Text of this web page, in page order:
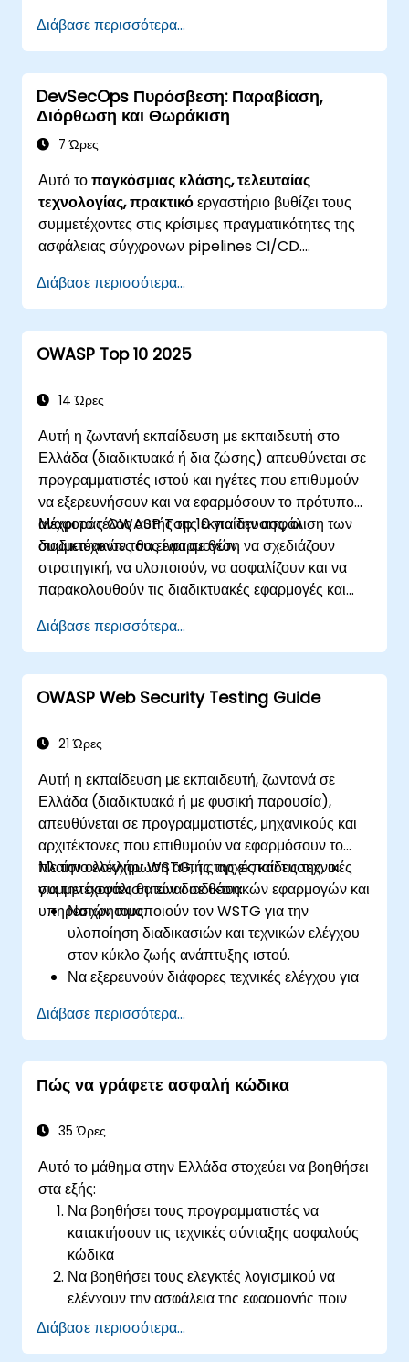
πραγματικό κόσμο.
Διάβασε περισσότερα...
DevSecOps Πυρόσβεση: Παραβίαση,
Διόρθωση και Θωράκιση
7 Ώρες
Αυτό τοπαγκόσμιας κλάσης, τελευταίας
τεχνολογίας, πρακτικόεργαστήριο βυθίζει τους
συμμετέχοντες στις κρίσιμες πραγματικότητες της
ασφάλειας σύγχρονων pipelines CI/CD.
μηχανικούς DevOps και προγραμματιστές που
επιθυμούν να κατακτήσουν την προηγμένη άμυνα
παραβίασης pipelines, η εκπαίδευση συνδυάζει
ζωντανές προσομοιώσεις επιθέσεων με κορυφαία
Διάβασε περισσότερα...
OWASP Top 10 2025
14 Ώρες
Αυτή η ζωντανή εκπαίδευση με εκπαιδευτή στο
Ελλάδα (διαδικτυακά ή δια ζώσης) απευθύνεται σε
προγραμματιστές ιστού και ηγέτες που επιθυμούν
να εξερευνήσουν και να εφαρμόσουν το πρότυπο
αναφοράς OWASP Top 10 για την ασφάλιση των
διαδικτυακών τους εφαρμογών.
Μέχρι το τέλος αυτής της εκπαίδευσης, οι
συμμετέχοντες θα είναι σε θέση να σχεδιάζουν
στρατηγική, να υλοποιούν, να ασφαλίζουν και να
παρακολουθούν τις διαδικτυακές εφαρμογές και
OWASP Top 10.
Διάβασε περισσότερα...
OWASP Web Security Testing Guide
21 Ώρες
Αυτή η εκπαίδευση με εκπαιδευτή, ζωντανά σε
Ελλάδα (διαδικτυακά ή με φυσική παρουσία),
απευθύνεται σε προγραμματιστές, μηχανικούς και
αρχιτέκτονες που επιθυμούν να εφαρμόσουν το
πλαίσιο ελέγχου WSTG, τις αρχές και τις τεχνικές
για την ασφάλιση των διαδικτυακών εφαρμογών και
υπηρεσιών τους.
Με την ολοκλήρωση αυτής της εκπαίδευσης, οι
συμμετέχοντες θα είναι σε θέση:
Να χρησιμοποιούν τον WSTG για την
υλοποίηση διαδικασιών και τεχνικών ελέγχου
στον κύκλο ζωής ανάπτυξης ιστού.
Να εξερευνούν διάφορες τεχνικές ελέγχου για
των επιχειρηματικών αναγκών.
Να εκτελούν διάφορες μεθόδους ελέγχου
ασφαλείας για την προστασία των
διαδικτυακών εφαρμογών από κινδύνους και
Να δημιουργούν αναφορές αξιολόγησης για
αποτελεσμάτων ελέγχου ασφαλείας.
Διάβασε περισσότερα...
Πώς να γράφετε ασφαλή κώδικα
35 Ώρες
Αυτό το μάθημα στην Ελλάδα στοχεύει να βοηθήσει
στα εξής:
Να βοηθήσει τους προγραμματιστές να
κατακτήσουν τις τεχνικές σύνταξης ασφαλούς
κώδικα
Να βοηθήσει τους ελεγκτές λογισμικού να
ελέγχουν την ασφάλεια της εφαρμογής πριν
από τη δημοσίευσή της στο περιβάλλον
παραγωγής
Διάβασε περισσότερα...